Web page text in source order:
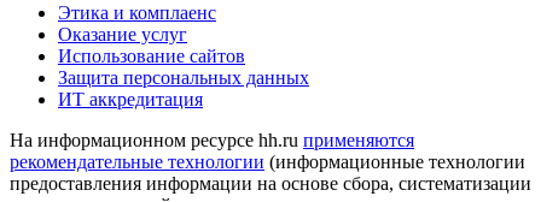
Этика и комплаенс
Оказание услуг
Использование сайтов
Защита персональных данных
ИТ аккредитация
На информационном ресурсе hh.ru применяются
рекомендательные технологии (информационные технологии
предоставления информации на основе сбора, систематизации